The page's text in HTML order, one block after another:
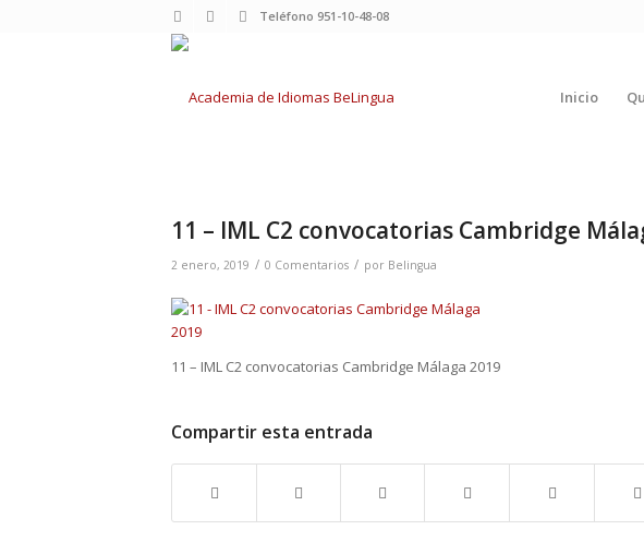
Teléfono 951-10-48-08
Inicio
11 – IML C2 convocatorias Cambridge
2 enero, 2019 / 0 Comentarios / por Belingua
11 – IML C2 convocatorias Cambridge Málaga 2019
Compartir esta entrada